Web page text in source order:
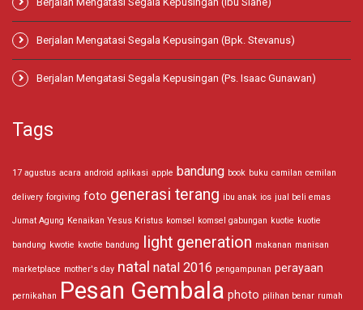
Berjalan Mengatasi Segala Kepusingan (Bpk. Stevanus)
Berjalan Mengatasi Segala Kepusingan (Ps. Isaac Gunawan)
Tags
17 agustus acara android aplikasi apple bandung book buku camilan cemilan
delivery forgiving foto generasi terang ibu anak ios jual beli emas
Jumat Agung Kenaikan Yesus Kristus komsel komsel gabungan kuotie kuotie
bandung kwotie kwotie bandung light generation makanan manisan
marketplace mother's day natal natal 2016 pengampunan perayaan
pernikahan Pesan Gembala photo pilihan benar rumah